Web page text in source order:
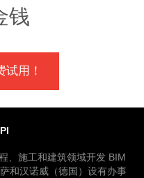
钱
试用！
、施工和建筑领域开发 BIM
和汉诺威（德国）设有办事